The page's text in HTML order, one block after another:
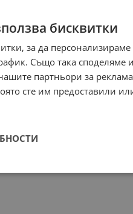
бисквитки
за да
Също така споделяме
партньори за
сте им предоставили